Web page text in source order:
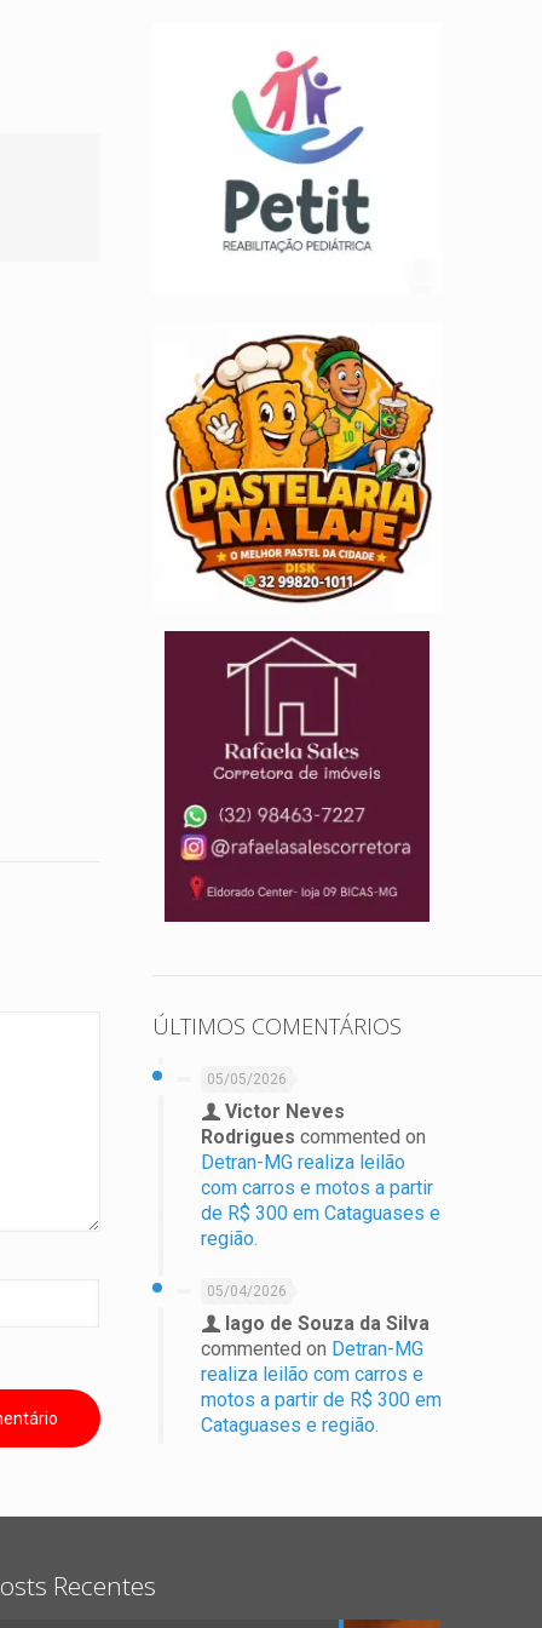
ÚLTIMOS COMENTÁRIOS
05/05/2026
Victor Neves
Rodrigues commented on
Detran-MG realiza leilão
com carros e motos a partir
de R$ 300 em Cataguases e
região.
05/04/2026
Iago de Souza da Silva
commented on Detran-MG
realiza leilão com carros e
motos a partir de R$ 300 em
Cataguases e região.
Recentes